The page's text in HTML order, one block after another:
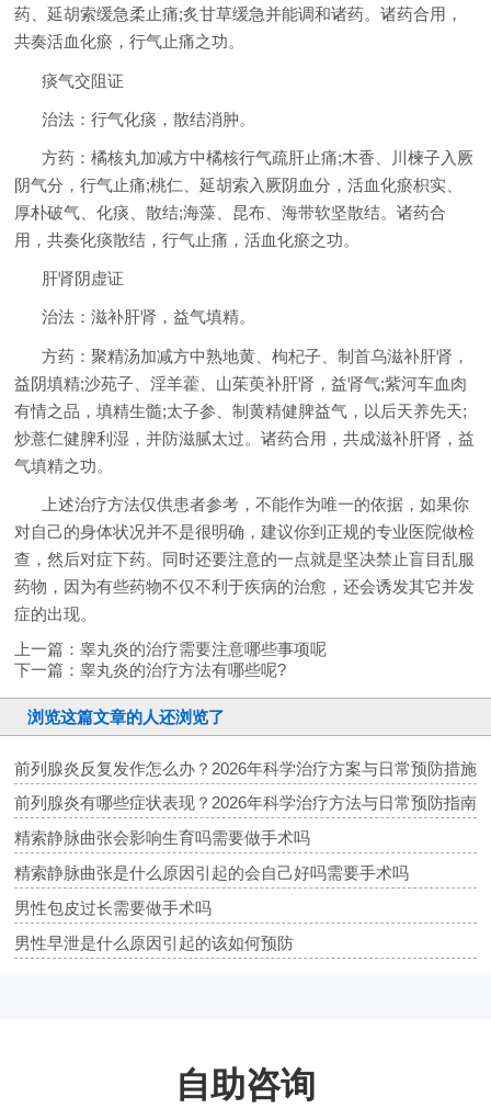
药、延胡索缓急柔止痛;炙甘草缓急并能调和诸药。诸药合用，
共奏活血化瘀，行气止痛之功。
痰气交阻证
治法：行气化痰，散结消肿。
方药：橘核丸加减方中橘核行气疏肝止痛;木香、川楝子入厥
阴气分，行气止痛;桃仁、延胡索入厥阴血分，活血化瘀枳实、
厚朴破气、化痰、散结;海藻、昆布、海带软坚散结。诸药合
用，共奏化痰散结，行气止痛，活血化瘀之功。
肝肾阴虚证
治法：滋补肝肾，益气填精。
方药：聚精汤加减方中熟地黄、枸杞子、制首乌滋补肝肾，
益阴填精;沙苑子、淫羊藿、山茱萸补肝肾，益肾气;紫河车血肉
有情之品，填精生髓;太子参、制黄精健脾益气，以后天养先天;
炒薏仁健脾利湿，并防滋腻太过。诸药合用，共成滋补肝肾，益
气填精之功。
上述治疗方法仅供患者参考，不能作为唯一的依据，如果你
对自己的身体状况并不是很明确，建议你到正规的专业医院做检
查，然后对症下药。同时还要注意的一点就是坚决禁止盲目乱服
药物，因为有些药物不仅不利于疾病的治愈，还会诱发其它并发
症的出现。
上一篇： 睾丸炎的治疗需要注意哪些事项呢
下一篇： 睾丸炎的治疗方法有哪些呢?
浏览这篇文章的人还浏览了
前列腺炎反复发作怎么办？2026年科学治疗方案与日常预防措施
前列腺炎有哪些症状表现？2026年科学治疗方法与日常预防指南
精索静脉曲张会影响生育吗需要做手术吗
精索静脉曲张是什么原因引起的会自己好吗需要手术吗
男性包皮过长需要做手术吗
男性早泄是什么原因引起的该如何预防
自助咨询